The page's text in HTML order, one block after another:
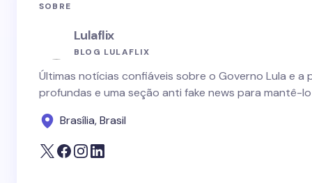
SOBRE
Lulaflix
BLOG LULAFLIX
Últimas notícias confiáveis sobre o Governo Lula e
profundas e uma seção anti fake news para mantê-
Brasília, Brasil